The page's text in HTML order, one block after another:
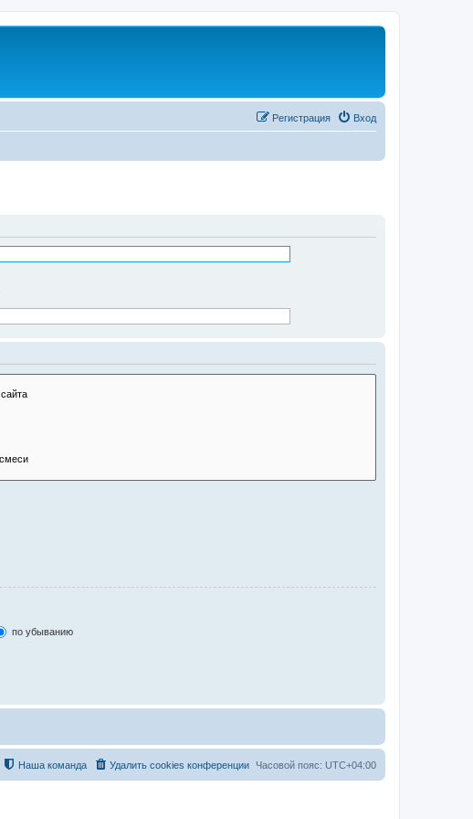
Вход
Регистрация
по убыванию
Часовой пояс: UTC+04:00
Удалить cookies конференции
Наша команда